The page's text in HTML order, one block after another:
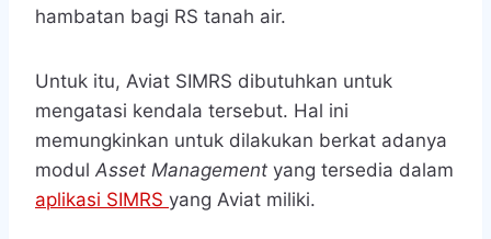
hambatan bagi RS tanah air.
Untuk itu, Aviat SIMRS dibutuhkan untuk
mengatasi kendala tersebut. Hal ini
memungkinkan untuk dilakukan berkat adanya
modul Asset Management yang tersedia dalam
aplikasi SIMRS yang Aviat miliki.